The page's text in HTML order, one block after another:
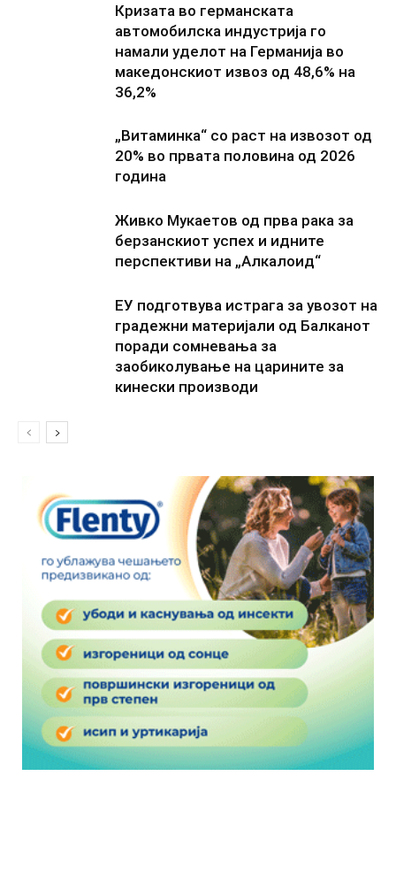
Кризата во германската
автомобилска индустрија го
намали уделот на Германија во
македонскиот извоз од 48,6% на
36,2%
„Витаминка“ со раст на извозот од
20% во првата половина од 2026
година
Живко Мукаетов од прва рака за
берзанскиот успех и идните
перспективи на „Алкалоид“
ЕУ подготвува истрага за увозот на
градежни материјали од Балканот
поради сомневања за
заобиколување на царините за
кинески производи